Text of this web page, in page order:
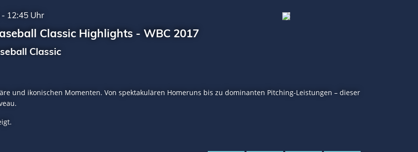
12:45 Uhr
Classic Highlights - WBC 2017
Classic
und ikonischen Momenten. Von spektakulären Homeruns bis zu dominanten Pitching-Leistungen – dieser